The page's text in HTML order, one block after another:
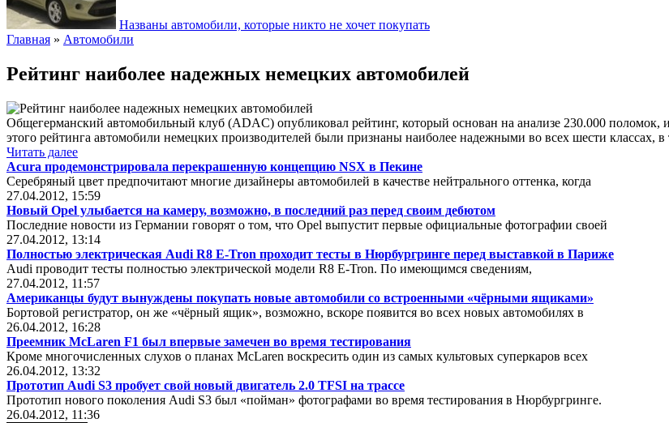
Названы автомобили, которые никто не хочет покупать
Главная » Автомобили
Рейтинг наиболее надежных немецких автомобилей
Общегерманский автомобильный клуб (ADAC) опубликовал рейтинг, который основан на анализе 230.000
этого рейтинга автомобили немецких производителей были признаны наиболее надежными во всех шести классах, в
Читать далее
Acura продемонстрировала перекрашенную концепцию NSX в Пекине
Серебряный цвет предпочитают многие дизайнеры автомобилей в качестве нейтрального оттенка, когда
27.04.2012, 15:59
Новый Opel улыбается на камеру, возможно, в последний раз перед своим дебютом
Последние новости из Германии говорят о том, что Opel выпустит первые официальные фотографии своей
27.04.2012, 13:14
Полностью электрическая Audi R8 E-Tron проходит тесты в Нюрбургринге перед выставкой в Париже
Audi проводит тесты полностью электрической модели R8 E-Tron. По имеющимся сведениям,
27.04.2012, 11:57
Американцы будут вынуждены покупать новые автомобили со встроенными «чёрными ящиками»
Бортовой регистратор, он же «чёрный ящик», возможно, вскоре появится во всех новых автомобилях в
26.04.2012, 16:28
Преемник McLaren F1 был впервые замечен во время тестирования
Кроме многочисленных слухов о планах McLaren воскресить один из самых культовых суперкаров всех
26.04.2012, 13:32
Прототип Audi S3 пробует свой новый двигатель 2.0 TFSI на трассе
Прототип нового поколения Audi S3 был «пойман» фотографами во время тестирования в Нюрбургринге.
26.04.2012, 11:36